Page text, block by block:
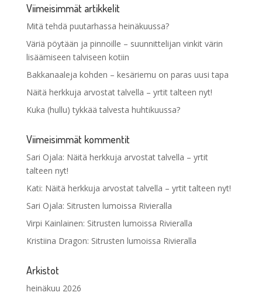
Viimeisimmät artikkelit
Mitä tehdä puutarhassa heinäkuussa?
Väriä pöytään ja pinnoille – suunnittelijan vinkit värin
lisäämiseen talviseen kotiin
Bakkanaaleja kohden – kesäriemu on paras uusi tapa
Näitä herkkuja arvostat talvella – yrtit talteen nyt!
Kuka (hullu) tykkää talvesta huhtikuussa?
Viimeisimmät kommentit
Sari Ojala: Näitä herkkuja arvostat talvella – yrtit
talteen nyt!
Kati: Näitä herkkuja arvostat talvella – yrtit talteen nyt!
Sari Ojala: Sitrusten lumoissa Rivieralla
Virpi Kainlainen: Sitrusten lumoissa Rivieralla
Kristiina Dragon: Sitrusten lumoissa Rivieralla
Arkistot
heinäkuu 2026